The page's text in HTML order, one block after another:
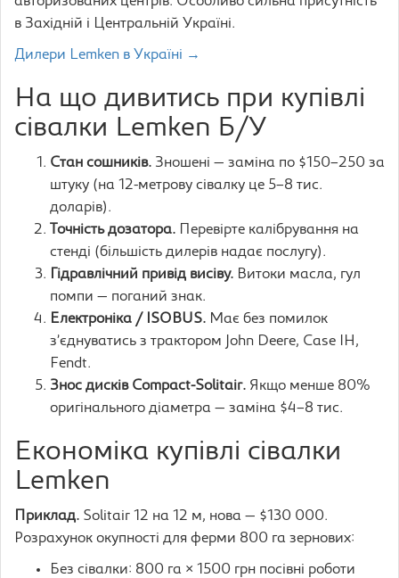
в Західній і Центральній Україні.
Дилери Lemken в Україні →
На що дивитись при купівлі
сівалки Lemken Б/У
Стан сошників. Зношені — заміна по $150–250 за
штуку (на 12-метрову сівалку це 5–8 тис.
доларів).
Точність дозатора. Перевірте калібрування на
стенді (більшість дилерів надає послугу).
Гідравлічний привід висіву. Витоки масла, гул
помпи — поганий знак.
Електроніка / ISOBUS. Має без помилок
з’єднуватись з трактором John Deere, Case IH,
Fendt.
Знос дисків Compact-Solitair. Якщо менше 80%
оригінального діаметра — заміна $4–8 тис.
Економіка купівлі сівалки
Lemken
Приклад. Solitair 12 на 12 м, нова — $130 000.
Розрахунок окупності для ферми 800 га зернових:
Без сівалки: 800 га × 1500 грн посівні роботи